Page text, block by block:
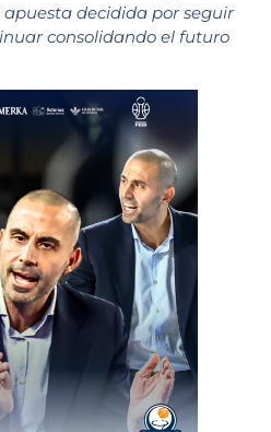
decidida por seguir
consolidando el futuro